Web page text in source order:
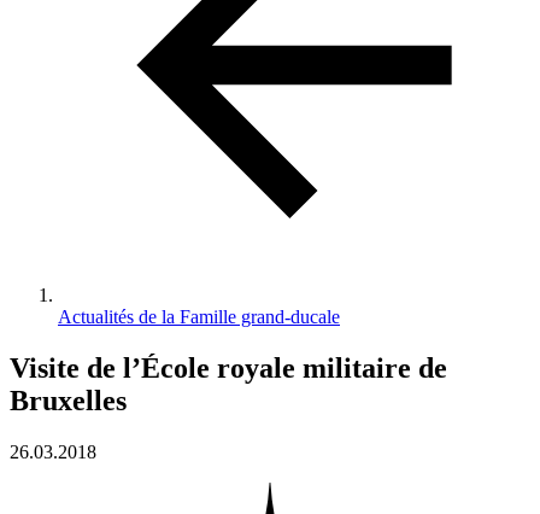
Actualités de la Famille grand-ducale
Visite de l’École royale militaire de
Bruxelles
26.03.2018